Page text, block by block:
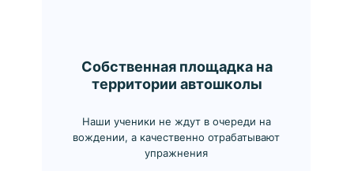
Собственная площадка на
территории автошколы
Наши ученики не ждут в очереди на
вождении, а качественно отрабатывают
упражнения